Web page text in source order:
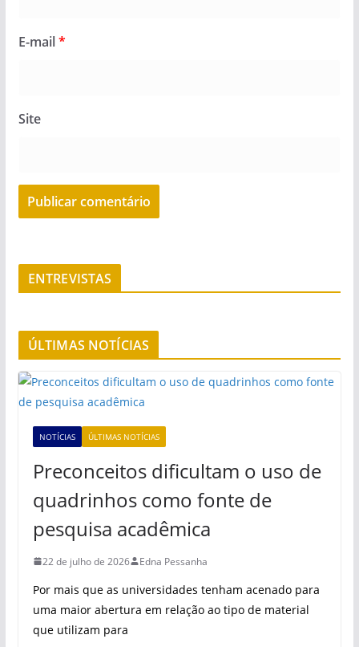
E-mail*
Site
ENTREVISTAS
ÚLTIMAS NOTÍCIAS
NOTÍCIAS ÚLTIMAS NOTÍCIAS
Preconceitos dificultam o uso de
quadrinhos como fonte de
pesquisa acadêmica
22 de julho de 2026 Edna Pessanha
Por mais que as universidades tenham acenado para
uma maior abertura em relação ao tipo de material
que utilizam para